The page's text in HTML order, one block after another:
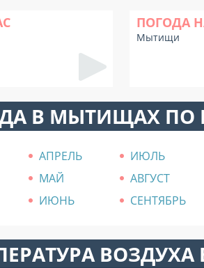
ПОГОДА
Мытищи
В МЫТИЩАХ ПО
АПРЕЛЬ
ИЮЛЬ
МАЙ
АВГУСТ
ИЮНЬ СЕНТЯБРЬ
ВОЗДУХА